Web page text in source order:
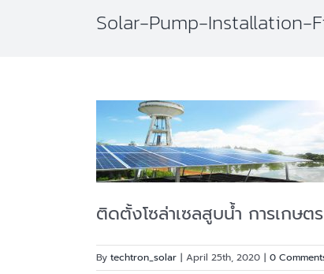
Solar-Pump-Installation-
ติดตั้งโซล่าเซลสูบน้ำ การเกษต
By techtron_solar | April 25th, 2020 | 0